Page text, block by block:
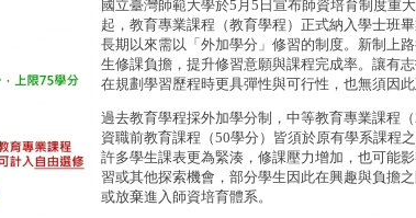
國立臺灣師範大學於5月5日宣布師資培育制度重
起，教育專業課程（教育學程）正式納入學士班
長期以來需以「外加學分」修習的制度。新制上
生修課負擔，提升修習意願與課程完成率。讓有志
在規劃學習歷程時更具彈性與可行性，也無須因此
過去教育學程採外加學分制，中等教育專業課程
資職前教育課程（50學分）皆須於原有學系課程
許多學生課表更為緊湊，修課壓力增加，也可能
習或其他探索機會，部分學生因此在興趣與負擔
或放棄進入師資培育體系。